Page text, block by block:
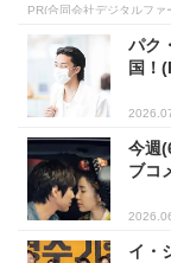
PR(合同会社デジタルファ
パク
国！
今週
ブコ
イ・